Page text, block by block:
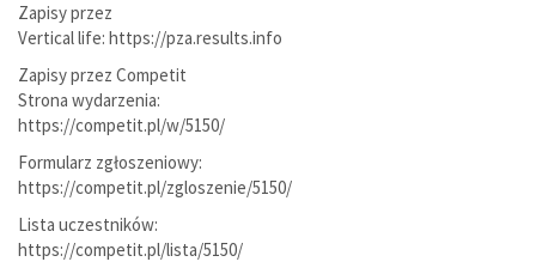
Zapisy przez
Vertical life: https://pza.results.info
Zapisy przez Competit
Strona wydarzenia:
https://competit.pl/w/5150/
Formularz zgłoszeniowy:
https://competit.pl/zgloszenie/5150/
Lista uczestników:
https://competit.pl/lista/5150/